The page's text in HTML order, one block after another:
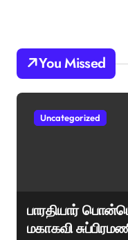
You Missed
Uncategorized
பாரதியார்
மகாகவி